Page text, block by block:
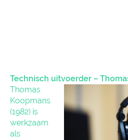
Technisch uitvoerder –
Thomas
Koopmans
(1982) is
werkzaam
als